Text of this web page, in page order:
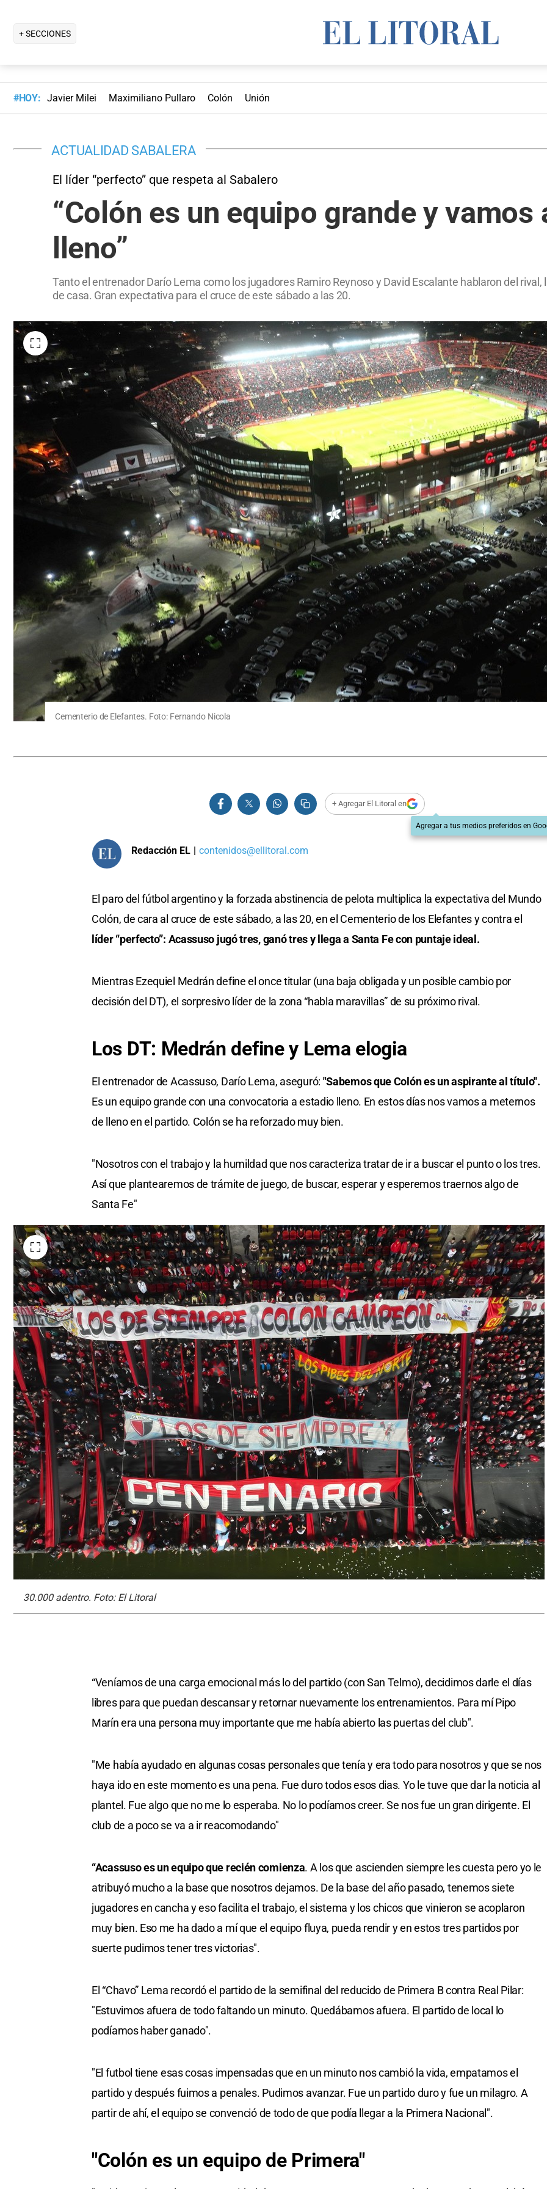
+ SECCIONES
#HOY: Javier Milei Maximiliano Pullaro Colón Unión
ACTUALIDAD SABALERA
El líder “perfecto” que respeta al Sabalero
“Colón es un equipo grande y
lleno”
Tanto el entrenador Darío Lema como los jugadores Ramiro Reynoso y David Escalante hablaron del
de casa. Gran expectativa para el cruce de este sábado a las 20.
Cementerio de Elefantes. Foto: Fernando Nicola
+ Agregar El Litoral en
Agregar a tus medios preferidos en
Redacción EL | contenidos@ellitoral.com
El paro del fútbol argentino y la forzada abstinencia de pelota multiplica la expectativa del Mundo
Colón, de cara al cruce de este sábado, a las 20, en el Cementerio de los Elefantes y contra el
líder “perfecto”: Acassuso jugó tres, ganó tres y llega a Santa Fe con puntaje ideal.
Mientras Ezequiel Medrán define el once titular (una baja obligada y un posible cambio por
decisión del DT), el sorpresivo líder de la zona “habla maravillas” de su próximo rival.
Los DT: Medrán define y Lema elogia
El entrenador de Acassuso, Darío Lema, aseguró: "Sabemos que Colón es un aspirante al título".
Es un equipo grande con una convocatoria a estadio lleno. En estos días nos vamos a meternos
de lleno en el partido. Colón se ha reforzado muy bien.
"Nosotros con el trabajo y la humildad que nos caracteriza tratar de ir a buscar el punto o los tres.
Así que plantearemos de trámite de juego, de buscar, esperar y esperemos traernos algo de
Santa Fe"
30.000 adentro. Foto: El Litoral
“Veníamos de una carga emocional más lo del partido (con San Telmo), decidimos darle el días
libres para que puedan descansar y retornar nuevamente los entrenamientos. Para mí Pipo
Marín era una persona muy importante que me había abierto las puertas del club".
"Me había ayudado en algunas cosas personales que tenía y era todo para nosotros y que se nos
haya ido en este momento es una pena. Fue duro todos esos dias. Yo le tuve que dar la noticia al
plantel. Fue algo que no me lo esperaba. No lo podíamos creer. Se nos fue un gran dirigente. El
club de a poco se va a ir reacomodando"
“Acassuso es un equipo que recién comienza. A los que ascienden siempre les cuesta pero yo le
atribuyó mucho a la base que nosotros dejamos. De la base del año pasado, tenemos siete
jugadores en cancha y eso facilita el trabajo, el sistema y los chicos que vinieron se acoplaron
muy bien. Eso me ha dado a mí que el equipo fluya, pueda rendir y en estos tres partidos por
suerte pudimos tener tres victorias".
El “Chavo” Lema recordó el partido de la semifinal del reducido de Primera B contra Real Pilar:
"Estuvimos afuera de todo faltando un minuto. Quedábamos afuera. El partido de local lo
podíamos haber ganado".
"El futbol tiene esas cosas impensadas que en un minuto nos cambió la vida, empatamos el
partido y después fuimos a penales. Pudimos avanzar. Fue un partido duro y fue un milagro. A
partir de ahí, el equipo se convenció de todo de que podía llegar a la Primera Nacional".
"Colón es un equipo de Primera"